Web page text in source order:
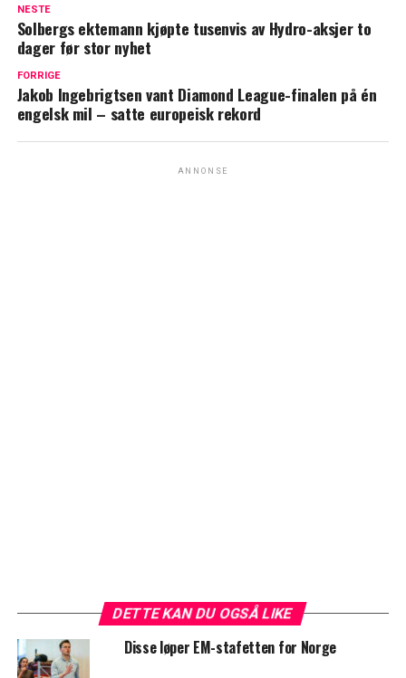
NESTE
Solbergs ektemann kjøpte tusenvis av Hydro-aksjer to
dager før stor nyhet
FORRIGE
Jakob Ingebrigtsen vant Diamond League-finalen på én
engelsk mil – satte europeisk rekord
ANNONSE
DETTE KAN DU OGSÅ LIKE
Disse løper EM-stafetten for Norge